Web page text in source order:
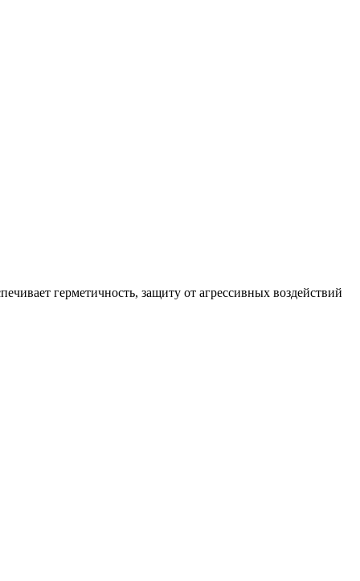
герметичность, защиту от агрессивных воздействий